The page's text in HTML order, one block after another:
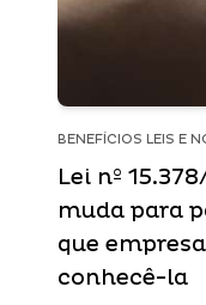
BENEFÍCIOS LEIS E
Lei nº
muda para
que
conhecê-la